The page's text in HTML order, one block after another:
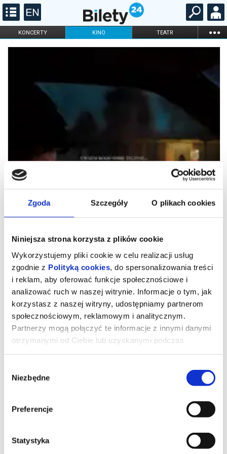
Zgoda Szczegóły O plikach cookies
Niniejsza strona korzysta z plików cookie
Wykorzystujemy pliki cookie w celu realizacji usług
zgodnie z Polityką cookies , do spersonalizowania treści
i reklam, aby oferować funkcje społecznościowe i
analizować ruch w naszej witrynie. Informacje o tym, jak
korzystasz z naszej witryny, udostępniamy partnerom
społecznościowym, reklamowym i analitycznym.
Partnerzy mogą połączyć te informacje z innymi danymi
otrzymanymi od Ciebie lub uzyskanymi podczas
zgody
Niezbędne
Preferencje
Statystyka
KONCERTY KINO TEATR ...
FILHARMONIA OPERA I BALET
OBSESJA
Bear (Michael Johnston) platonicznie zakochany w swojej
przyjaciółce Nikki (Inde Navarrette), chce zdobyć serce ukochanej i
działa i chłopak otrzymuje dokładnie to, o co prosił, ale wkrótce
odkrywa, że niektóre pragnienia mają mroczną, złowrogą cenę.